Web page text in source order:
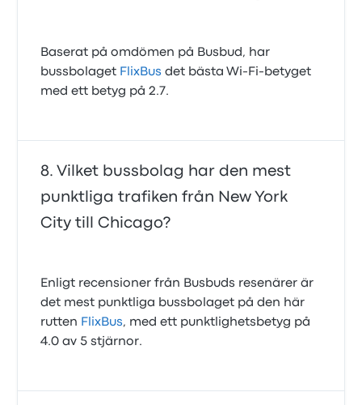
Baserat på omdömen på Busbud, har
bussbolaget FlixBus det bästa Wi‑Fi‑betyget
med ett betyg på 2.7.
Vilket bussbolag har den mest
punktliga trafiken från New York
City till Chicago?
Enligt recensioner från Busbuds resenärer är
det mest punktliga bussbolaget på den här
rutten FlixBus, med ett punktlighetsbetyg på
4.0 av 5 stjärnor.